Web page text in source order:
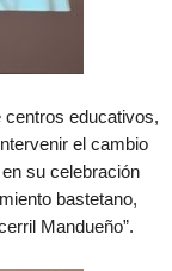
centros educativos,
el cambio
su celebración
bastetano,
Mandueño”.